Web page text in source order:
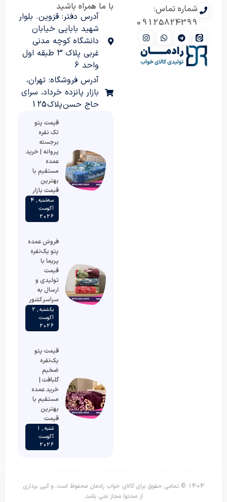
شماره تماس:
09125824399
با ما همراه باشید
آدرس دفتر: قزوین. بلوار
شهید بابایی خیابان
دانشگاه کوچه مدنی
غربی پلاک 3 طبقه اول
واحد 6
آدرس فروشگاه: تهران،
بازار پانزده خرداد، سرای
حاج حسن پلاک 125
قیمت پتو
تک نفره
برجسته
پروانه | خرید
عمده
مستقیم با
بهترین
قیمت بازار
سه‌شنبه , 4
آگوست
2026
فروش عمده
پتو یک‌نفره
پریما با
قیمت
تولیدی و
ارسال به
سراسر کشور
یکشنبه , 2
آگوست
2026
قیمت پتو
یک‌نفره
ضخیم
گلبافت |
خرید عمده
مستقیم با
بهترین
قیمت
شنبه , 1
آگوست
2026
1404 © تمامی حقوق برای کالای خواب رادمان محفوظ است. و کپی برداری
از محتوا مجاز نمی باشد.